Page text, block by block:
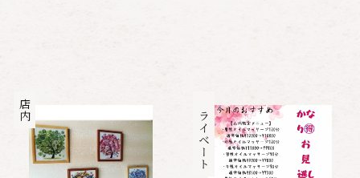
店内 プライベート